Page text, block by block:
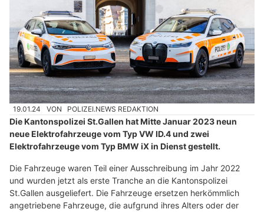
19.01.24 VON POLIZEI.NEWS REDAKTION
Die Kantonspolizei St.Gallen hat Mitte Januar 2023 neun
neue Elektrofahrzeuge vom Typ VW ID.4 und zwei
Elektrofahrzeuge vom Typ BMW iX in Dienst gestellt.
Die Fahrzeuge waren Teil einer Ausschreibung im Jahr 2022
und wurden jetzt als erste Tranche an die Kantonspolizei
St.Gallen ausgeliefert. Die Fahrzeuge ersetzen herkömmlich
angetriebene Fahrzeuge, die aufgrund ihres Alters oder der